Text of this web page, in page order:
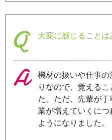
大変に感じることは
機材の扱いや仕事
りなので、覚える
た。ただ、先輩が
業が増えていくに
ようになりました。